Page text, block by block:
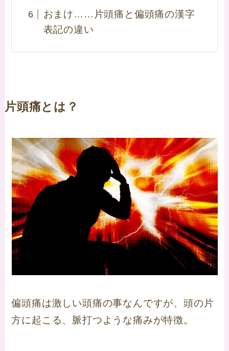
おまけ……片頭痛と偏頭痛の漢字
表記の違い
片頭痛とは？
偏頭痛は激しい頭痛の事なんですが、頭の片
方に起こる、脈打つような痛みが特徴。